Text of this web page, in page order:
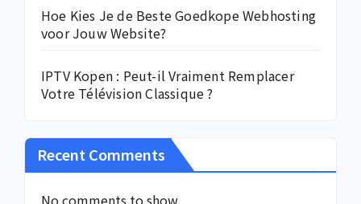
Hoe Kies Je de Beste Goedkope Webhosting
voor Jouw Website?
IPTV Kopen : Peut-il Vraiment Remplacer
Votre Télévision Classique ?
Recent Comments